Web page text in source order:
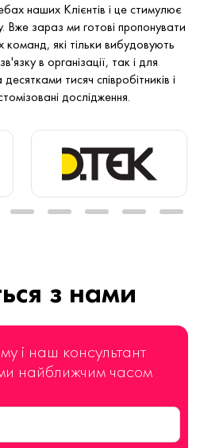
наших Клієнтів і це стимулює
Вже зараз ми готові пропонувати
команд, які тільки вибудовують
в організації, так і для
тисяч співробітників і
дослідження.
з нами
і наш консультант
найближчим часом